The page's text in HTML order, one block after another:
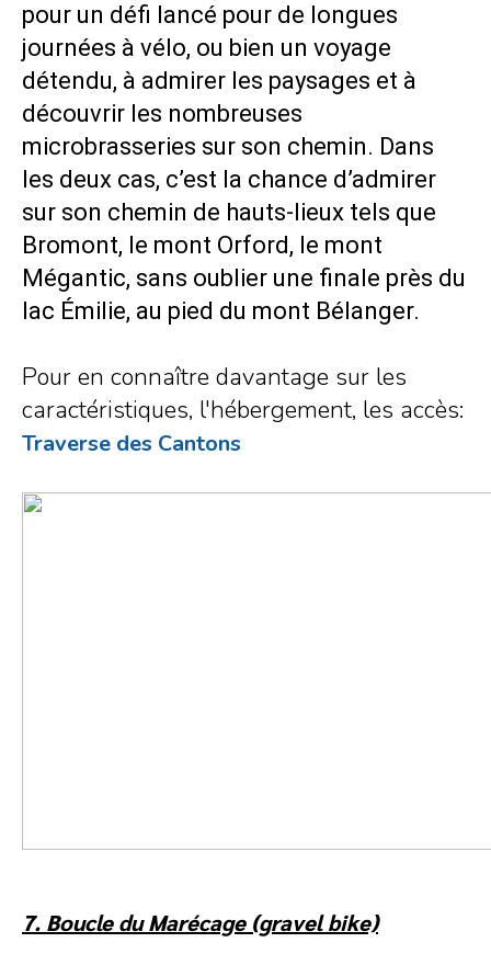
pour un défi lancé pour de longues
journées à vélo, ou bien un voyage
détendu, à admirer les paysages et à
découvrir les nombreuses
microbrasseries sur son chemin. Dans
les deux cas, c’est la chance d’admirer
sur son chemin de hauts-lieux tels que
Bromont, le mont Orford, le mont
Mégantic, sans oublier une finale près du
lac Émilie, au pied du mont Bélanger.
Pour en connaître davantage sur les
caractéristiques, l'hébergement, les accès:
Traverse des Cantons
7. Boucle du Marécage (gravel bike)